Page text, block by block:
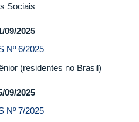
Sociais
09/2025
Nº 6/2025
(residentes no Brasil)
09/2025
Nº 7/2025